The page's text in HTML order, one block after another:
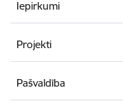
Iepirkumi
Projekti
Pašvaldība